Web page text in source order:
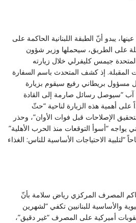
يبدو أنّ الطبقة اللبنانية الحاكمة على
على الطريق، سيحملها وزير شؤون
جيمس ‏كليفرلي خلال زيارته
المقبلة. إذ كشف المتحدث باسم السفارة
مسؤول بريطاني رفيع سيقوم بزيارة
رسمية إلى لبنان بعد ‏انفجار 4 آب “سيوصل رسائل صارمة إلى القادة
على أهمية ‏هذه الزيارة لناحية “حثّ
الإصلاحات قبل فوات الأوان”، ‏وحذر
يواجه “أسوأ التوقعات منذ الحرب الأهلية”
“لتلبية الاحتياجات الأساسية للناس: الغذاء
المصرف المركزي رياض سلامة بأنّ
والأساسية للبنانيين تكفي “لشهرين
‏أميركية على المصرف “غير دقيق”،